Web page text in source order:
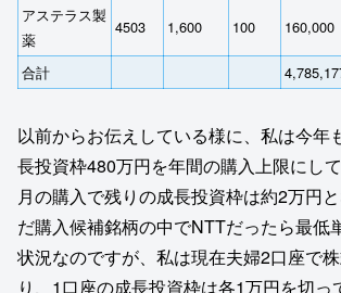
アステラス製
薬
4503 1,600 100 160,000
合計
以前からお伝えしている様に、私は今年
長投資枠480万円を年間の購入上限にし
月の購入で残りの成長投資枠は約2万円
だ購入候補銘柄の中でNTTだったら最低
状況なのですが、私は現在夫婦2口座で
り、1口座の成長投資枠は各1万円を切っ